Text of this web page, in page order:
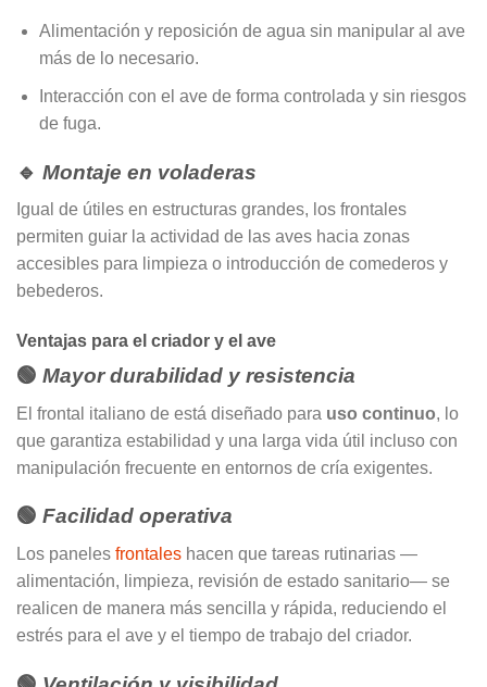
Alimentación y reposición de agua sin manipular al ave
más de lo necesario.
Interacción con el ave de forma controlada y sin riesgos
de fuga.
🔹 Montaje en voladeras
Igual de útiles en estructuras grandes, los frontales
permiten guiar la actividad de las aves hacia zonas
accesibles para limpieza o introducción de comederos y
bebederos.
Ventajas para el criador y el ave
🟢 Mayor durabilidad y resistencia
El frontal italiano de está diseñado para uso continuo, lo
que garantiza estabilidad y una larga vida útil incluso con
manipulación frecuente en entornos de cría exigentes.
🟢 Facilidad operativa
Los paneles frontales hacen que tareas rutinarias —
alimentación, limpieza, revisión de estado sanitario— se
realicen de manera más sencilla y rápida, reduciendo el
estrés para el ave y el tiempo de trabajo del criador.